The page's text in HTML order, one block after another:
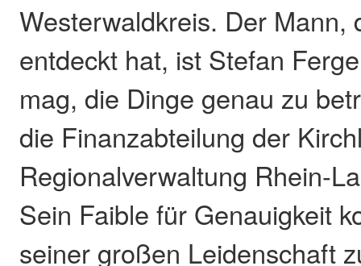
Westerwaldkreis. Der Mann,
entdeckt hat, ist Stefan
mag, die Dinge genau zu
die Finanzabteilung der
Regionalverwaltung Rhein-
Sein Faible für Genauigkeit
seiner großen Leidenschaft